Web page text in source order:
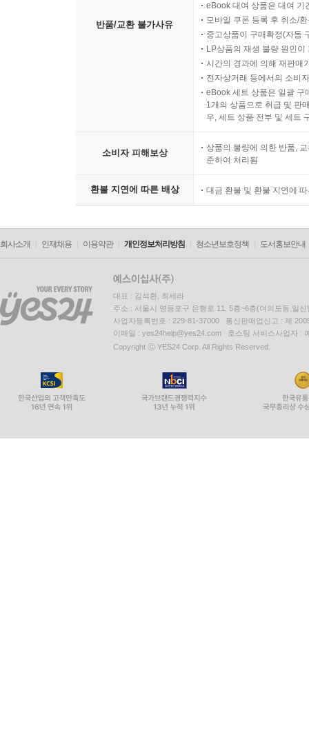
반품/교환 불가사유
eBook 대여 상품은 대여 기
모바일 쿠폰 등록 후 취소/
중고상품이 구매확정(자동
LP상품의 재생 불량 원인
시간의 경과에 의해 재판매
전자상거래 등에서의 소비
eBook 세트 상품은 일괄 구
1개의 상품으로 취급 및 판
우, 세트 상품 전부 및 세트
소비자 피해보상
상품의 불량에 의한 반품,
준하여 처리됨
환불 지연에 따른 배상 대금 환불 및 환불 지연에
회사소개 인재채용 이용약관 개인정보처리방침 청소년보호정책 도서홍보안내
대표 : 김석환, 최세라
주소 : 서울시 영등포구 은행로 11, 5층~6층(여의도동,일신
사업자등록번호 : 229-81-37000 통신판매업신고 : 제
이메일 : yes24help@yes24.com 호스팅 서비스사업자 :
Copyright ⓒ YES24 Corp. All Rights Reserved.